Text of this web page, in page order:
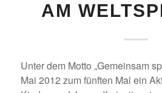
AM
Unter dem Motto „Gemeinsam
Mai 2012 zum fünften Mal ein